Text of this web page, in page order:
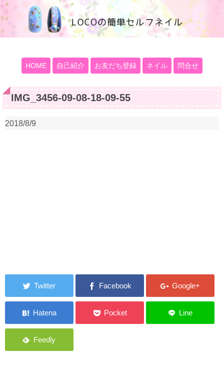
100均大好きママブログ
HOME 自己紹介 お友だち登録 ネイル 問合せ
IMG_3456-09-08-18-09-55
2018/8/9